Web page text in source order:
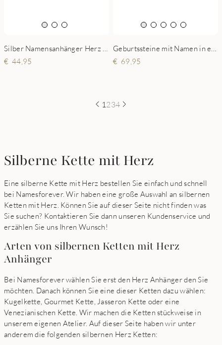
44,95
69,95
1 234
Silberne Kette mit Herz
Eine silberne Kette mit Herz bestellen Sie einfach und schnell
bei Namesforever. Wir haben eine große Auswahl an silbernen
Ketten mit Herz. Können Sie auf dieser Seite nicht finden was
Sie suchen? Kontaktieren Sie dann unseren Kundenservice und
erzählen Sie uns Ihren Wunsch!
Arten von silbernen Ketten mit Herz
Anhänger
Bei Namesforever wählen Sie erst den Herz Anhänger den Sie
möchten. Danach können Sie eine dieser Ketten dazu wählen:
Kugelkette, Gourmet Kette, Jasseron Kette oder eine
Venezianischen Kette. Wir machen die Ketten stückweise in
unserem eigenen Atelier. Auf dieser Seite haben wir unter
anderem die folgenden silbernen Herz Ketten: